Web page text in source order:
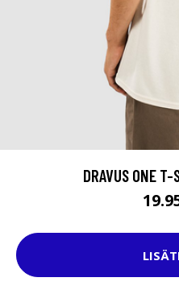
DRAVUS ONE